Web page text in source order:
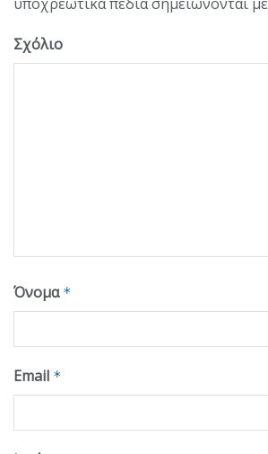
Σχόλιο
Όνομα *
Email *